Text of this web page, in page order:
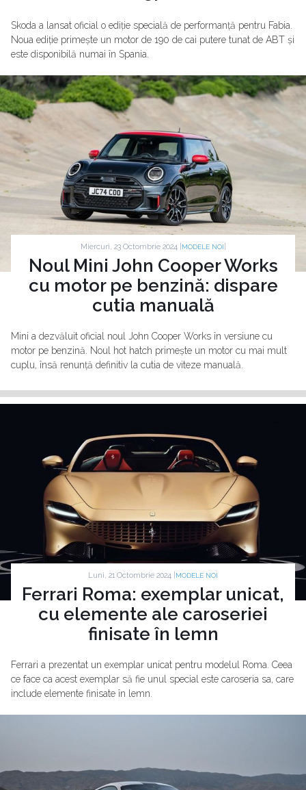
Skoda a lansat oficial o ediție specială de performanță pentru Fabia.
Noua ediție primește un motor de 190 de cai putere tunat de ABT și
este disponibilă numai în Spania.
Miercuri, 23 Octombrie 2024 | MODELE NOI
Noul Mini John Cooper Works
cu motor pe benzină: dispare
cutia manuală
Mini a dezvăluit oficial noul John Cooper Works în versiune cu
motor pe benzină. Noul hot hatch primește un motor cu mai mult
cuplu, însă renunță definitiv la cutia de viteze manuală.
Luni, 21 Octombrie 2024 | MODELE NOI
Ferrari Roma: exemplar unicat,
cu elemente ale caroseriei
finisate în lemn
Ferrari a prezentat un exemplar unicat pentru modelul Roma. Ceea
ce face ca acest exemplar să fie unul special este caroseria sa, care
include elemente finisate în lemn.